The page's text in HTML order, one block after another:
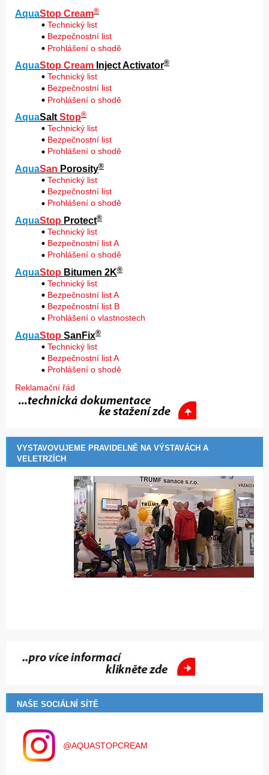
AquaStop Cream®
Technický list
Bezpečnostní list
Prohlášení o shodě
AquaStop Cream Inject Activator®
Technický list
Bezpečnostní list
Prohlášení o shodě
AquaSalt Stop®
Technický list
Bezpečnostní list
Prohlášení o shodě
AquaSan Porosity®
Technický list
Bezpečnostní list
Prohlášení o shodě
AquaStop Protect®
Technický list
Bezpečnostní list A
Prohlášení o shodě
AquaStop Bitumen 2K®
Technický list
Bezpečnostní list A
Bezpečnostní list B
Prohlášení o vlastnostech
AquaStop SanFix®
Technický list
Bezpečnostní list A
Prohlášení o shodě
Reklamační řád
VYSTAVOVUJEME PRAVIDELNĚ NA VÝSTAVÁCH A
VELETRZÍCH
NAŠE SOCIÁLNÍ SÍTĚ
@AQUASTOPCREAM